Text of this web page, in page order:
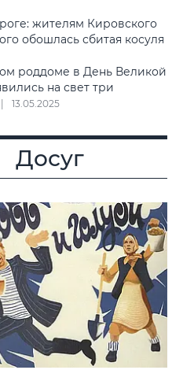
жителям Кировского
обошлась сбитая косуля
роддоме в День Великой
на свет три
13.05.2025
Досуг